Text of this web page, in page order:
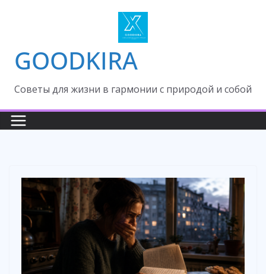
GOODKIRA
Cоветы для жизни в гармонии с природой и собой